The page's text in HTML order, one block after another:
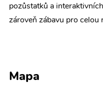
pozůstatků a
zároveň zábavu pro celou
Mapa